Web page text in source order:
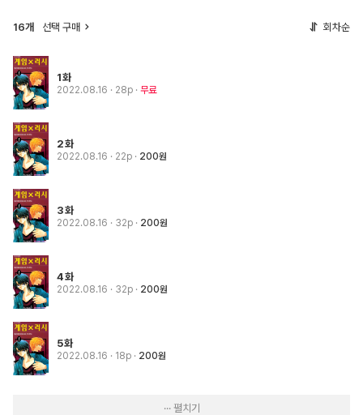
16개 선택 구매 회차순
1화
2022.08.16 · 28p 무료
2화
2022.08.16 · 22p 200원
3화
2022.08.16 · 32p 200원
4화
2022.08.16 · 32p 200원
5화
2022.08.16 · 18p 200원
··· 펼치기